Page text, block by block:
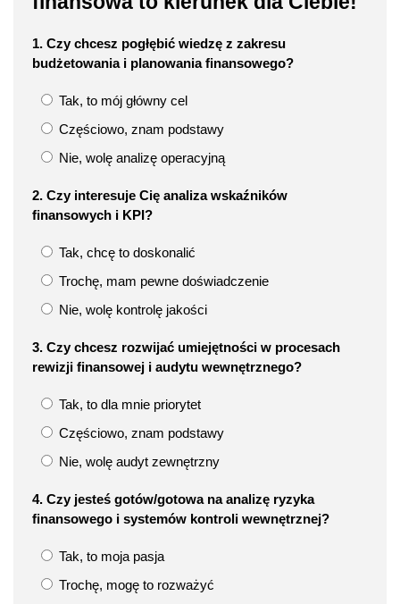
1. Czy chcesz pogłębić wiedzę z zakresu
budżetowania i planowania finansowego?
Tak, to mój główny cel
Częściowo, znam podstawy
Nie, wolę analizę operacyjną
2. Czy interesuje Cię analiza wskaźników
finansowych i KPI?
Tak, chcę to doskonalić
Trochę, mam pewne doświadczenie
Nie, wolę kontrolę jakości
3. Czy chcesz rozwijać umiejętności w procesach
rewizji finansowej i audytu wewnętrznego?
Tak, to dla mnie priorytet
Częściowo, znam podstawy
Nie, wolę audyt zewnętrzny
4. Czy jesteś gotów/gotowa na analizę ryzyka
finansowego i systemów kontroli wewnętrznej?
Tak, to moja pasja
Trochę, mogę to rozważyć